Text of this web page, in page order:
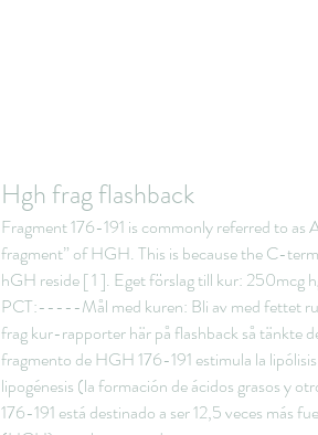
Hgh frag flashback
Fragment 176-191 is commonly referred to
fragment” of HGH. This is because the C-
hGH reside [ 1 ]. Eget förslag till kur: 250mcg
PCT:-----Mål med kuren: Bli av med fettet
frag kur-rapporter här på flashback så tänkte
fragmento de HGH 176-191 estimula la
lipogénesis (la formación de ácidos grasos y
176-191 está destinado a ser 12,5 veces más